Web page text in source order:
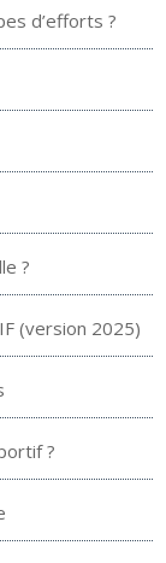
d’efforts ?
?
(version 2025)
?